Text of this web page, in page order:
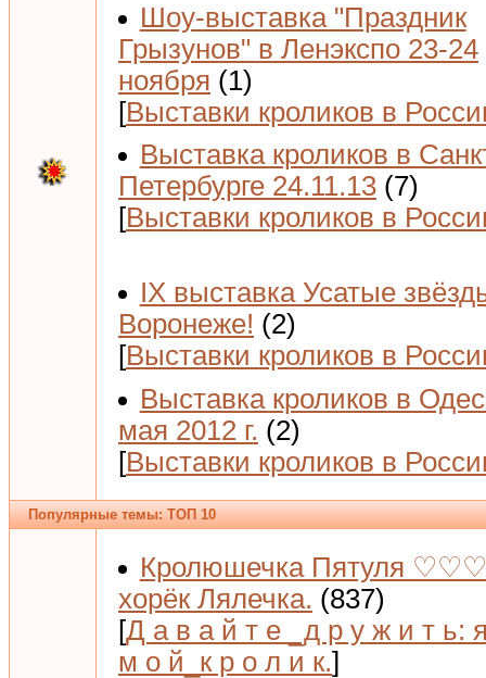
Шоу-выставка "Праздник
Грызунов" в Ленэкспо 23-24
ноября (1)
[Выставки кроликов в
Выставка кроликов в
Петербурге 24.11.13 (7)
[Выставки кроликов в
IX выставка Усатые
Воронеже! (2)
[Выставки кроликов в
Выставка кроликов в
мая 2012 г. (2)
[Выставки кроликов в
Популярные темы: ТОП 10
Кролюшечка Пятуля
хорёк Лялечка. (837)
[Д а в а й т е _д р у ж и т ь:
м о й_к р о л и к.]